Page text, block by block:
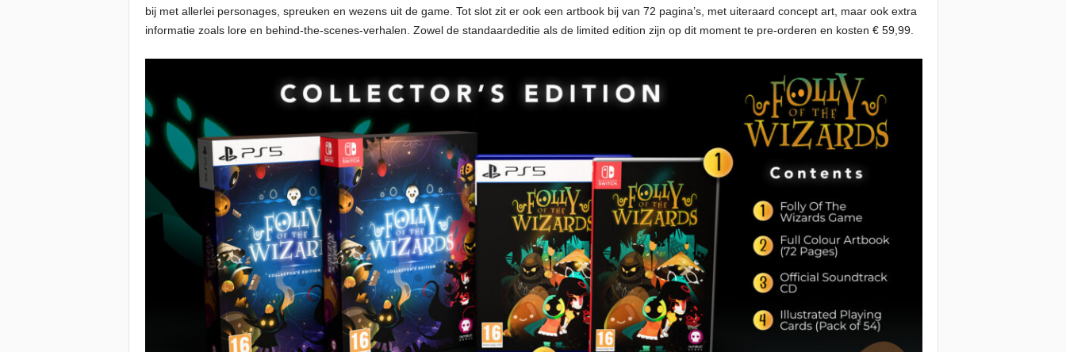
bij met allerlei personages, spreuken en wezens uit de game. Tot slot zit er ook een artbook bij van 72 pagina’s, met uiteraard concept art, maar ook extra
informatie zoals lore en behind-the-scenes-verhalen. Zowel de standaardeditie als de limited edition zijn op dit moment te pre-orderen en kosten € 59,99.